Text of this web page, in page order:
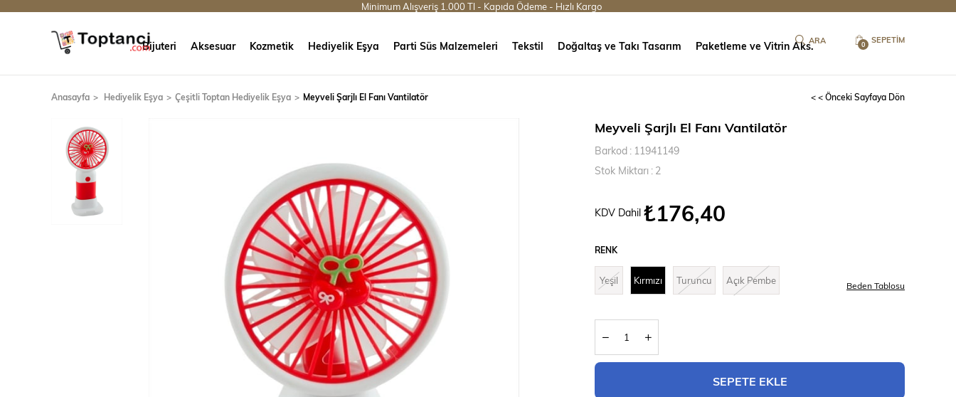
Minimum Alışveriş 1.000 Tl - Kapıda Ödeme - Hızlı Kargo
SEPETIM
0
Bijuteri Aksesuar Kozmetik Hediyelik Eşya Parti Süs Malzemeleri Tekstil Doğaltaş ve Takı Tasarım Paketleme ve Vitrin Aks.
Anasayfa Hediyelik Eşya Çeşitli Toptan Hediyelik Eşya Meyveli Şarjlı El Fanı Vantilatör < < Önceki Sayfaya Dön
Meyveli Şarjlı El Fanı Vantilatör
Barkod : 11941149
Stok Miktarı : 2
KDV Dahil ₺176,40
RENK
Yeşil Kırmızı Turuncu Açık Pembe Beden Tablosu